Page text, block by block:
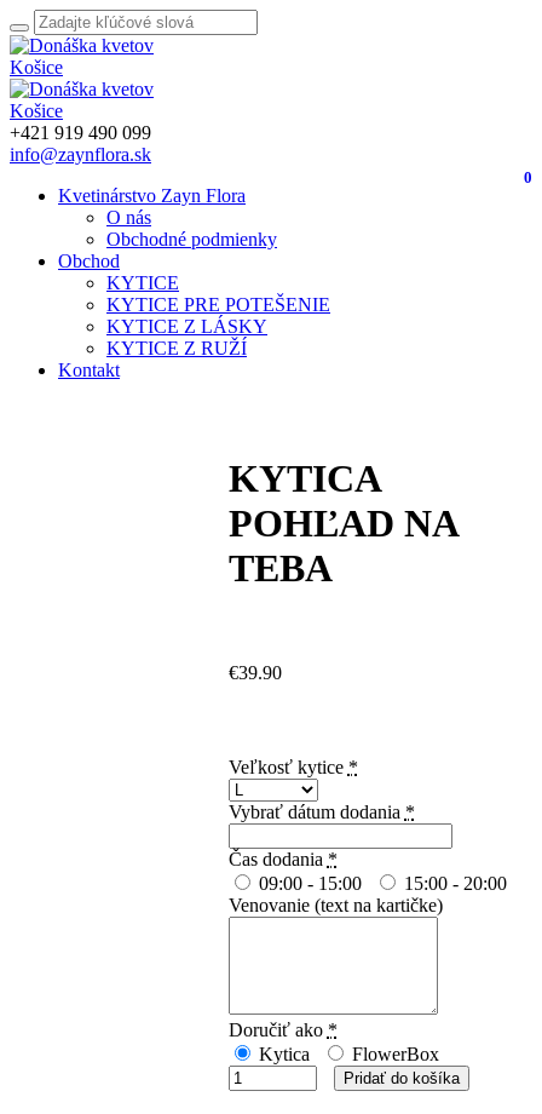
+421 919 490 099
info@zaynflora.sk
0
Kvetinárstvo Zayn Flora
O nás
Obchodné podmienky
Obchod
KYTICE
KYTICE PRE POTEŠENIE
KYTICE Z LÁSKY
KYTICE Z RUŽÍ
Kontakt
KYTICA
POHĽAD NA
TEBA
€39.90
Veľkosť kytice *
Vybrať dátum dodania *
Čas dodania *
09:00 - 15:00
15:00 - 20:00
Venovanie (text na kartičke)
Doručiť ako *
Kytica
FlowerBox
Pridať do košíka